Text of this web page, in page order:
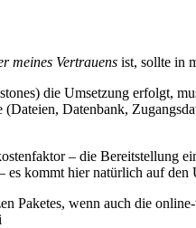
meines Vertrauens ist, sollte in
die Umsetzung erfolgt,
Datenbank,
– die Bereitstellung
kommt hier natürlich auf
Paketes, wenn auch die